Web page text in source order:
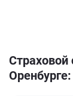
Страховой